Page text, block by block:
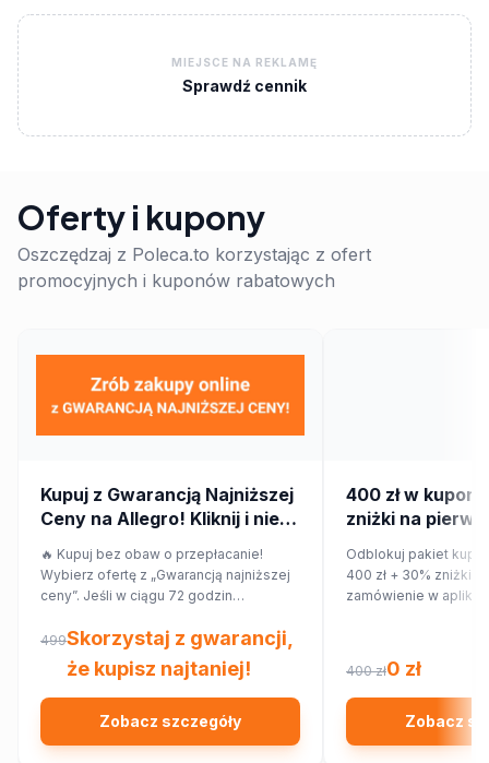
MIEJSCE NA REKLAMĘ
Sprawdź cennik
Oferty i kupony
Oszczędzaj z Poleca.to korzystając z ofert
promocyjnych i kuponów rabatowych
Kupuj z Gwarancją Najniższej
Ceny na Allegro! Kliknij i nie
🔥 Kupuj bez obaw o przepłacanie!
Wybierz ofertę z „Gwarancją najniższej
ceny”. Jeśli w ciągu 72 godzin
innym sklepie, Allegro zwróci Ci 150%
różnicy w cenie w formie kuponu.
Sprawdź!
499Skorzystaj z gwarancji,
że kupisz najtaniej!
Zobacz szczegóły
400 zł w
zniżki na
Odblokuj pakiet
400 zł + 30% zniżki
zamówienie w
400 zł0 zł
Zobacz